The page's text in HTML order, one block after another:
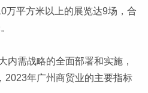
万平方米以上的展览达9场，合
内需战略的全面部署和实施，
2023年广州商贸业的主要指标